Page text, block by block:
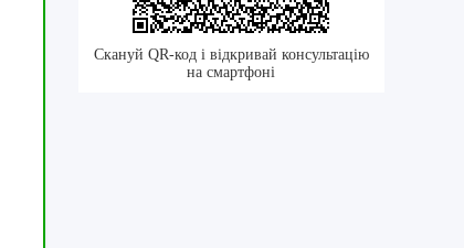
Скануй QR-код і відкривай консультацію
на смартфоні